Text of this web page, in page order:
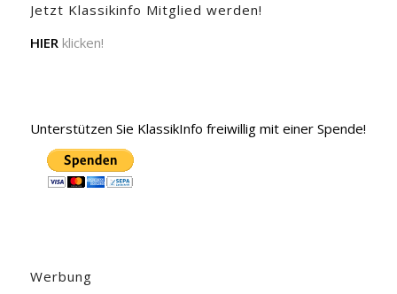
Jetzt Klassikinfo Mitglied werden!
HIER klicken!
Unterstützen Sie KlassikInfo freiwillig mit einer Spende!
Werbung